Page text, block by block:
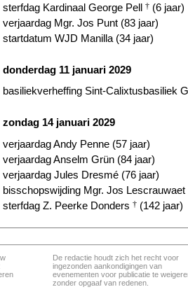
sterfdag Kardinaal George Pell † (6 jaar)
verjaardag Mgr. Jos Punt (83 jaar)
startdatum WJD Manilla (34 jaar)
donderdag 11 januari 2029
basiliekverheffing Sint-Calixtusbasiliek
zondag 14 januari 2029
verjaardag Andy Penne (57 jaar)
verjaardag Anselm Grün (84 jaar)
verjaardag Jules Dresmé (76 jaar)
bisschopswijding Mgr. Jos Lescrauwaet
sterfdag Z. Peerke Donders † (142 jaar)
De redactie houdt zich het recht voor
ingezonden aankondigingen van
evenementen voor publicatie te
zonder opgaaf van redenen.